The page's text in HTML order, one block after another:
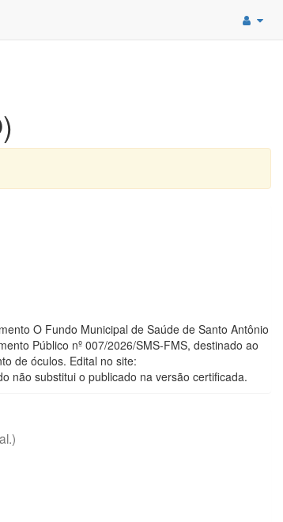
O Fundo Municipal de Saúde de Santo Antônio
Público nº 007/2026/SMS-FMS, destinado ao
de óculos. Edital no site:
não substitui o publicado na versão certificada.